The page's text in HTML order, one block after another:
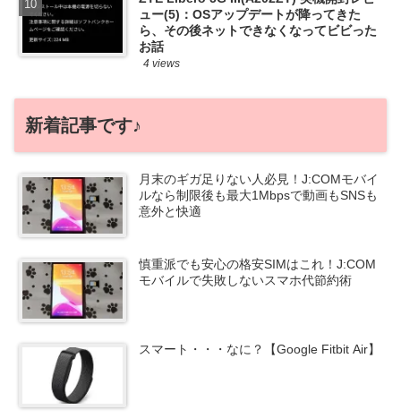
ュー(5)：OSアップデートが降ってきた
ら、その後ネットできなくなってビビった
お話
4 views
新着記事です♪
月末のギガ足りない人必見！J:COMモバイ
ルなら制限後も最大1Mbpsで動画もSNSも
意外と快適
慎重派でも安心の格安SIMはこれ！J:COM
モバイルで失敗しないスマホ代節約術
スマート・・・なに？【Google Fitbit Air】